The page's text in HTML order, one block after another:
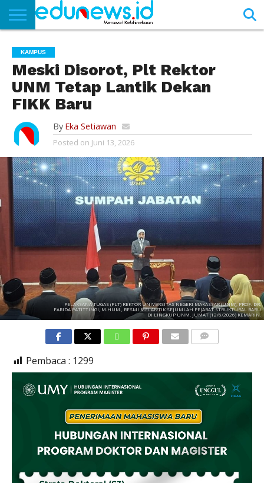
NEWS
EDUNEWS
LITERASI
PUSTAKA
SOSOK
TEKNO
KHASANAH
SASTRA
KAMPUS
Meski Disorot, Plt Rektor
UNM Tetap Lantik Dekan
FIKK Baru
By Eka Setiawan
Posted on Juni 13, 2026
PELAKSANA TUGAS (PLT) REKTOR UNIVERSITAS NEGERI MAKASSAR (UNM), PROF. DR.
FARIDA PATITTINGI, M.HUM., RESMI MELANTIK SEJUMLAH PEJABAT STRUKTURAL BARU
DI LINGKUP UNM, JUMAT (12/6/2026) KEMARIN.
Pembaca : 1299